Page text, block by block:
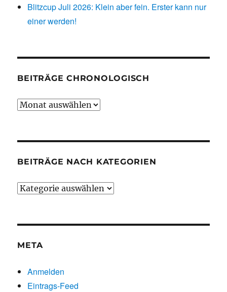
Blitzcup Juli 2026: Klein aber fein. Erster kann nur
einer werden!
BEITRÄGE CHRONOLOGISCH
Beiträge
BEITRÄGE NACH KATEGORIEN
Beiträge
META
Anmelden
Eintrags-Feed